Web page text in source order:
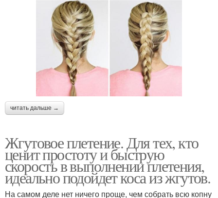
читать дальше →
Жгутовое плетение. Для тех, кто
ценит простоту и быструю
скорость в выполнении плетения,
идеально подойдет коса из жгутов.
На самом деле нет ничего проще, чем собрать всю копну